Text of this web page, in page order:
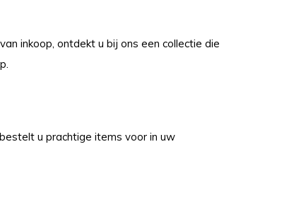
inkoop, ontdekt u bij ons een collectie die
u prachtige items voor in uw